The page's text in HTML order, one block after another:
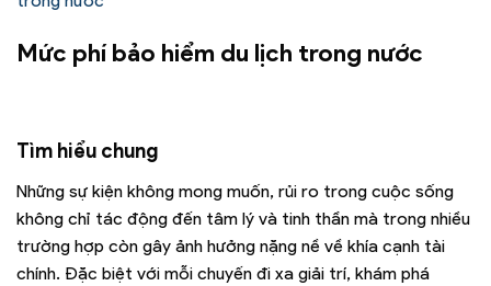
Mức phí bảo hiểm du lịch trong nước
Tìm hiểu chung
Những sự kiện không mong muốn, rủi ro trong cuộc sống
không chỉ tác động đến tâm lý và tinh thần mà trong nhiều
trường hợp còn gây ảnh hưởng nặng nề về khía cạnh tài
chính. Đặc biệt với mỗi chuyến đi xa giải trí, khám phá